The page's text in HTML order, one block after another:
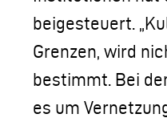
beigesteuert.
Grenzen, wird
bestimmt. Bei
es um